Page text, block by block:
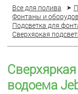
Все для полива
Фонтаны и
Подсветка для
Сверхяркая
водоема